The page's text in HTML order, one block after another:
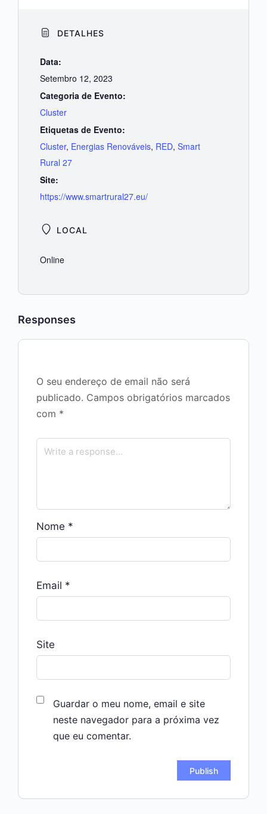
DETALHES
Data:
Setembro 12, 2023
Categoria de Evento:
Cluster
Etiquetas de Evento:
Cluster, Energias Renováveis, RED, Smart
Rural 27
Site:
https://www.smartrural27.eu/
LOCAL
Online
Responses
O seu endereço de email não será
publicado. Campos obrigatórios marcados
com *
Nome *
Email *
Site
Guardar o meu nome, email e site
neste navegador para a próxima vez
que eu comentar.